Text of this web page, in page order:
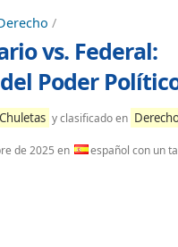
/
vs. Federal:
Poder
y clasificado en
de 2025 en
español con un